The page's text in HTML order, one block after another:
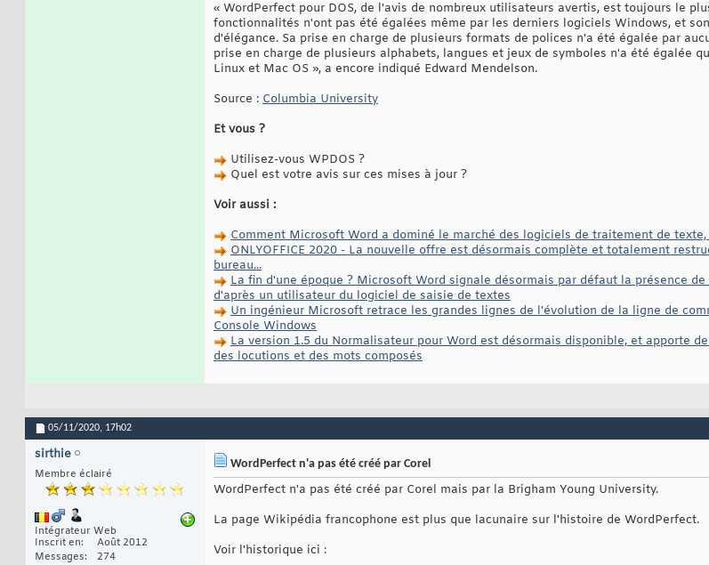
« WordPerfect pour DOS, de l'avis de nombreux utilisateurs avertis, est toujours le
fonctionnalités n'ont pas été égalées même par les derniers logiciels Windows, et
d'élégance. Sa prise en charge de plusieurs formats de polices n'a été égalée par
prise en charge de plusieurs alphabets, langues et jeux de symboles n'a été égalée
Linux et Mac OS », a encore indiqué Edward Mendelson.
Source : Columbia University
Et vous ?
Utilisez-vous WPDOS ?
Quel est votre avis sur ces mises à jour ?
Voir aussi :
Comment Microsoft Word a dominé le marché des logiciels de traitement de
ONLYOFFICE 2020 - La nouvelle offre est désormais complète et totalement
bureau...
La fin d'une époque ? Microsoft Word signale désormais par défaut la présence
d'après un utilisateur du logiciel de saisie de textes
Un ingénieur Microsoft retrace les grandes lignes de l'évolution de la ligne de
Console Windows
La version 1.5 du Normalisateur pour Word est désormais disponible, et apporte
des locutions et des mots composés
05/11/2020, 17h02
sirthie
Membre éclairé
Intégrateur Web
Inscrit en
Août 2012
Messages
274
WordPerfect n'a pas été créé par Corel
WordPerfect n'a pas été créé par Corel mais par la Brigham Young University.
La page Wikipédia francophone est plus que lacunaire sur l'histoire de WordPerfect.
Voir l'historique ici :